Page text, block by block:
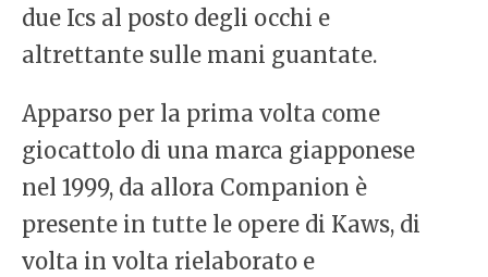
due Ics al posto degli occhi e
altrettante sulle mani guantate.
Apparso per la prima volta come
giocattolo di una marca giapponese
nel 1999, da allora Companion è
presente in tutte le opere di Kaws, di
volta in volta rielaborato e